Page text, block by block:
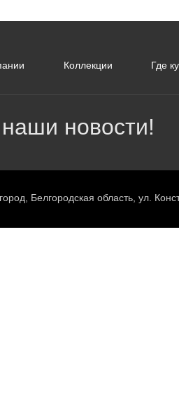
Коллекции Где
новости!
Белгородская область, ул.